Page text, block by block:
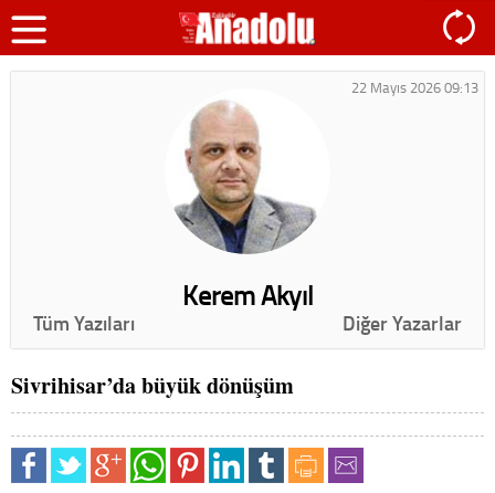
22 Mayıs 2026 09:13
Kerem Akyıl
Tüm Yazıları Diğer Yazarlar
Sivrihisar’da büyük dönüşüm